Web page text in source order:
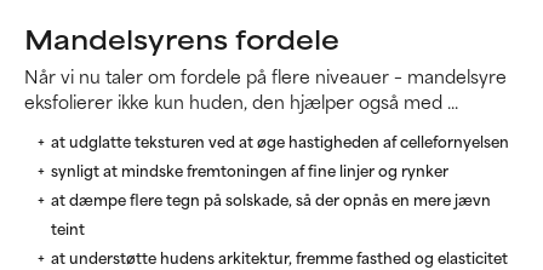
Mandelsyrens fordele
Når vi nu taler om fordele på flere niveauer – mandelsyre
eksfolierer ikke kun huden, den hjælper også med ...
at udglatte teksturen ved at øge hastigheden af cellefornyelsen
synligt at mindske fremtoningen af fine linjer og rynker
at dæmpe flere tegn på solskade, så der opnås en mere jævn
teint
at understøtte hudens arkitektur, fremme fasthed og elasticitet